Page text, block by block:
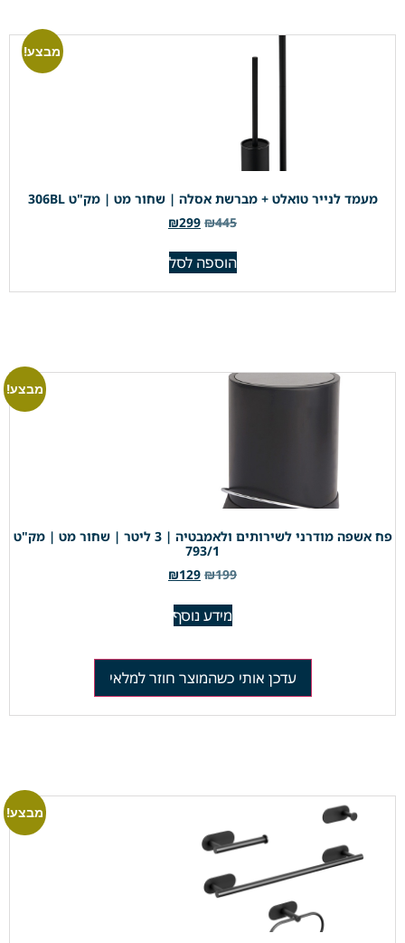
מבצע!
מעמד לנייר טואלט + מברשת אסלה | שחור מט | מק"ט 306BL
₪445
₪299
הוספה לסל
מבצע!
פח אשפה מודרני לשירותים ולאמבטיה | 3 ליטר | שחור מט | מק"ט
793/1
₪199
₪129
מידע נוסף
עדכן אותי כשהמוצר חוזר למלאי
מבצע!